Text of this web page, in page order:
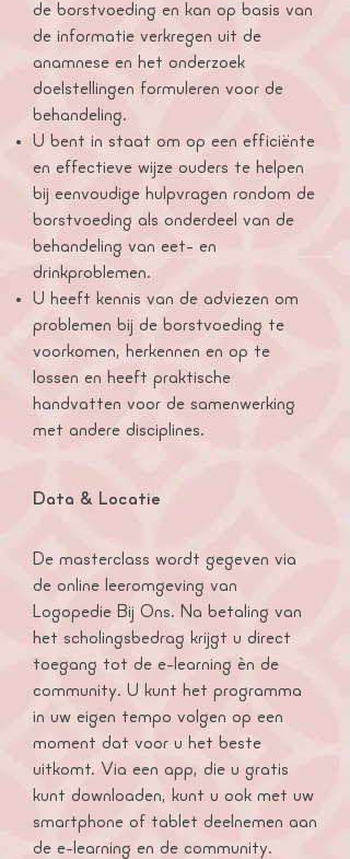
de borstvoeding en kan op basis van
de informatie verkregen uit de
anamnese en het onderzoek
doelstellingen formuleren voor de
behandeling.
U bent in staat om op een efficiënte
en effectieve wijze ouders te helpen
bij eenvoudige hulpvragen rondom de
borstvoeding als onderdeel van de
behandeling van eet- en
drinkproblemen.
U heeft kennis van de adviezen om
problemen bij de borstvoeding te
voorkomen, herkennen en op te
lossen en heeft praktische
handvatten voor de samenwerking
met andere disciplines.
Data & Locatie
De masterclass wordt gegeven via
de online leeromgeving van
Logopedie Bij Ons. Na betaling van
het scholingsbedrag krijgt u direct
toegang tot de e-learning èn de
community. U kunt het programma
in uw eigen tempo volgen op een
moment dat voor u het beste
uitkomt. ​Via een app, die u gratis
kunt downloaden, kunt u ook met uw
smartphone of tablet deelnemen aan
de e-learning en de community.